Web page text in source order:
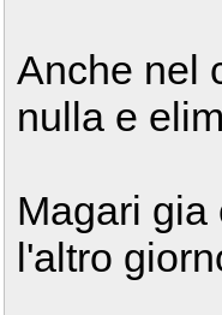
Anche nel
nulla e
Magari gia
l'altro